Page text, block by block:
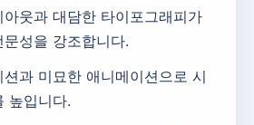
아웃과 대담한 타이포그래피가
성을 강조합니다.
과 미묘한 애니메이션으로 시
높입니다.